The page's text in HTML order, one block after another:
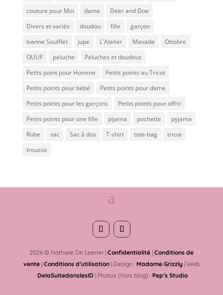
couture pour Moi
dame
Deer and Doe
Divers et variés
doudou fille
garçon
Ivanne Soufflet
jupe L'Atelier Mavada
Ottobre
OUUF
peluche
Peluches et doudous
Petits point pour Homme
Petits points au Tricot
Petits points pour bébé
Petits points pour dame
Petits points pour les garçons
Petits points pour offrir
Petits points pour une fille
pijama pochette
pyjama
Robe
sac Sac à dos T-shirt tote-bag
tricot
trousse
2026 © Nathalie De Leener | Confidentialité| Conditions de
vente| Conditions d’utilisation| Design : Madame Grizzly| Web
: DelaSuitedanslesID | Photos (hors blog) : Pep’s Studio